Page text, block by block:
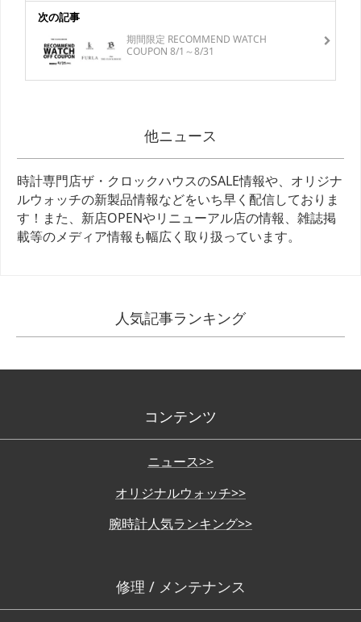
次の記事
期間限定 RECOMMEND WATCH
COUPON 8/1～8/31
他ニュース
時計専門店ザ・クロックハウスのSALE情報や、オリジナ
ルウォッチの新製品情報などをいち早く配信しておりま
す！また、新店OPENやリニューアル店の情報、雑誌掲
載等のメディア情報も幅広く取り扱っています。
人気記事ランキング
コンテンツ
ニュース>>
オリジナルウォッチ>>
腕時計人気ランキング>>
修理 / メンテナンス